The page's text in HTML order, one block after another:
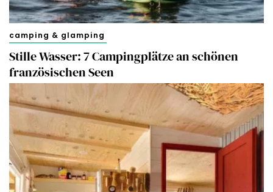
camping & glamping
Stille Wasser: 7 Campingplätze an schönen
französischen Seen